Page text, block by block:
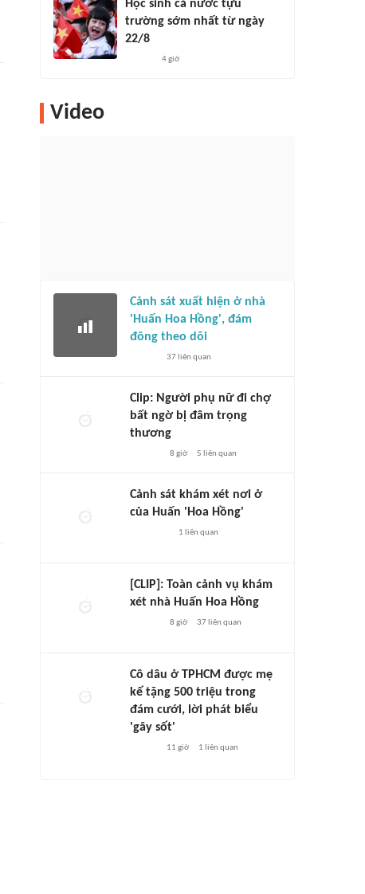
Học sinh cả nước tựu
trường sớm nhất từ ngày
22/8
4 giờ
Video
Cảnh sát xuất hiện ở nhà
'Huấn Hoa Hồng', đám
đông theo dõi
37liên quan
Clip: Người phụ nữ đi chợ
bất ngờ bị đâm trọng
thương
8 giờ 5 liên quan
Cảnh sát khám xét nơi ở
của Huấn 'Hoa Hồng'
1 liên quan
[CLIP]: Toàn cảnh vụ khám
xét nhà Huấn Hoa Hồng
8 giờ 37liên quan
Cô dâu ở TPHCM được mẹ
kế tặng 500 triệu trong
đám cưới, lời phát biểu
'gây sốt'
11 giờ 1 liên quan